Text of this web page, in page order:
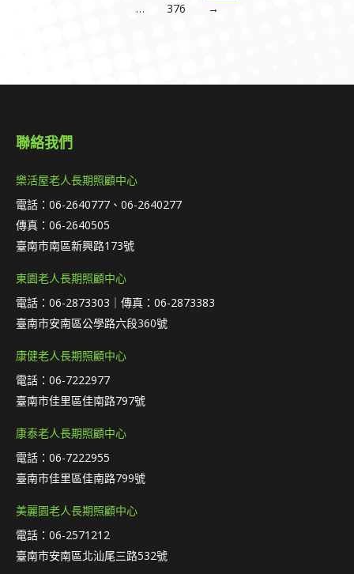
…
376 →
聯絡我們
樂活屋老人長期照顧中心
電話：06-2640777、06-2640277
傳真：06-2640505
臺南市南區新興路173號
東園老人長期照顧中心
電話：06-2873303｜傳真：06-2873383
臺南市安南區公學路六段360號
康健老人長期照顧中心
電話：06-7222977
臺南市佳里區佳南路797號
康泰老人長期照顧中心
電話：06-7222955
臺南市佳里區佳南路799號
美麗園老人長期照顧中心
電話：06-2571212
臺南市安南區北汕尾三路532號